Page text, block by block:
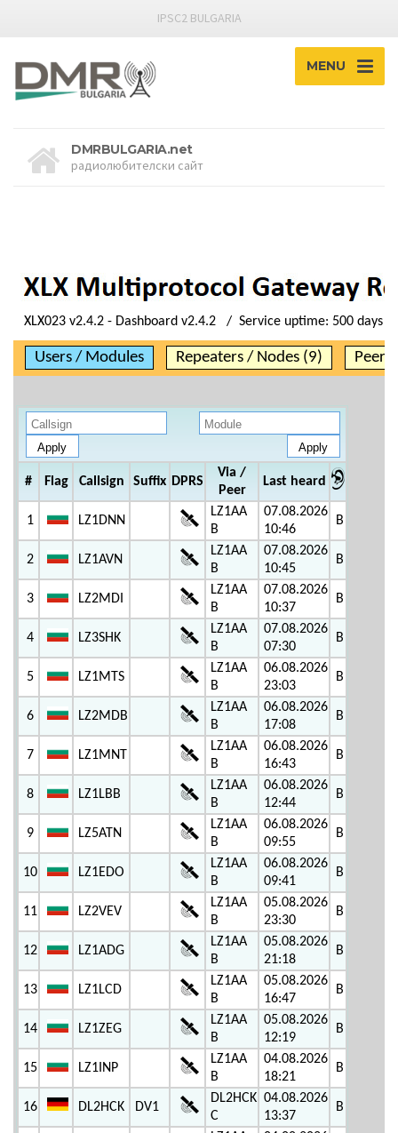
IPSC2 BULGARIA
MENU
DMRBULGARIA.net
радиолюбителски сайт